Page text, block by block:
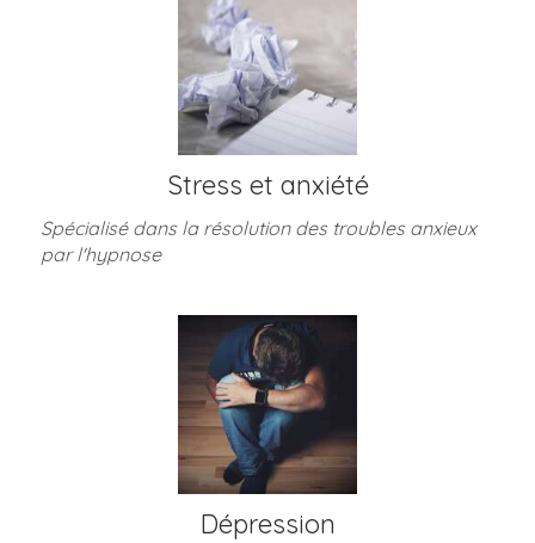
Stress et anxiété
Spécialisé dans la résolution des troubles anxieux
par l'hypnose
Dépression